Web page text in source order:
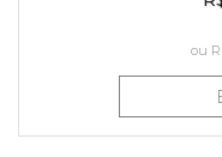
ou